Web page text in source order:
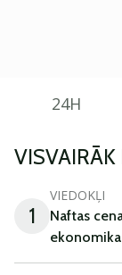
24H
VISVAIRĀK
1
VIEDOKĻI
Naftas